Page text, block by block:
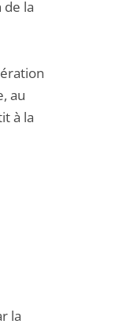
la
au
à la
la